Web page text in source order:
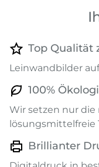
Top Qualität
Leinwandbilder
100%
Wir setzen nur
lösungsmittelfreie
Brillianter